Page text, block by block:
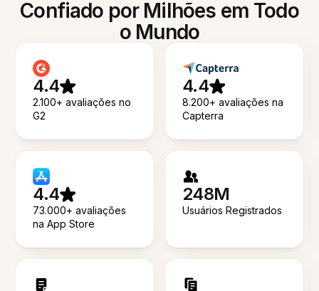
Confiado por Milhões em Todo
o Mundo
4.4
2.100+ avaliações no
G2
4.4
8.200+ avaliações na
Capterra
4.4
73.000+ avaliações
na App Store
248M
Usuários Registrados